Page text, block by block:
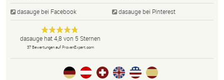
dasauge bei Facebook dasauge bei Pinterest
dasauge
Designer,
Fotografen,
Agenturen,
Portfolios
Anonym
dasauge hat4,8 von 5 Sternen
37Bewertungen auf ProvenExpert.com